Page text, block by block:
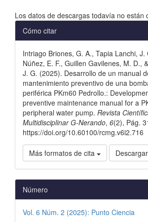
Los datos de descargas todavía no están
Detalles
del
artículo
Cómo citar
Intriago Briones, G. A., Tapia Lanchi, J.
Núñez, E. F., Guillen Gavilenes, M. D.,
J. G. (2025). Desarrollo de un manual
mantenimiento preventivo de una
periférica PKm60 Pedrollo.:
preventive maintenance manual for a
peripheral water pump. Revista
Multidisciplinar G-Nerando, 6(2), Pág.
https://doi.org/10.60100/rcmg.v6i2.716
Más formatos de cita
Número
Vol. 6 Núm. 2 (2025): Punto Ciencia